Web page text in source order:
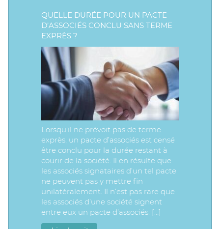
QUELLE DURÉE POUR UN PACTE
D’ASSOCIÉS CONCLU SANS TERME
EXPRÈS ?
Lorsqu’il ne prévoit pas de terme
exprès, un pacte d’associés est censé
être conclu pour la durée restant à
courir de la société. Il en résulte que
les associés signataires d’un tel pacte
ne peuvent pas y mettre fin
unilatéralement. Il n’est pas rare que
les associés d’une société signent
entre eux un pacte d’associés. […]